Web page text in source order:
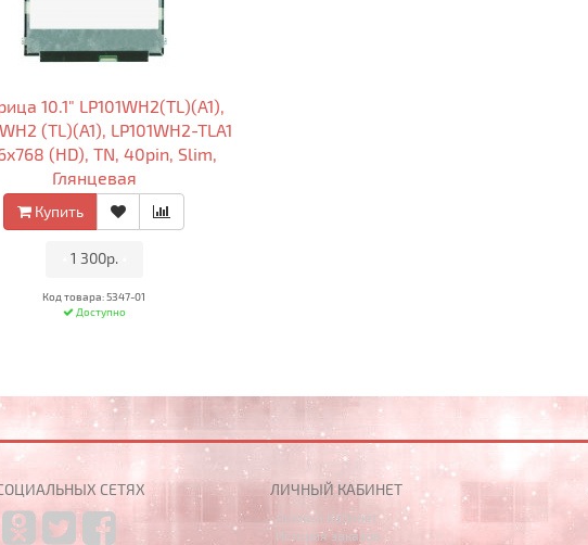
10.1" LP101WH2(TL)(A1),
(TL)(A1), LP101WH2-TLA1
(HD), TN, 40pin, Slim,
Глянцевая
Купить
1 300р.
Код товара: 5347-01
Доступно
СЕТЯХ ЛИЧНЫЙ КАБИНЕТ
Личный Кабинет
История заказов